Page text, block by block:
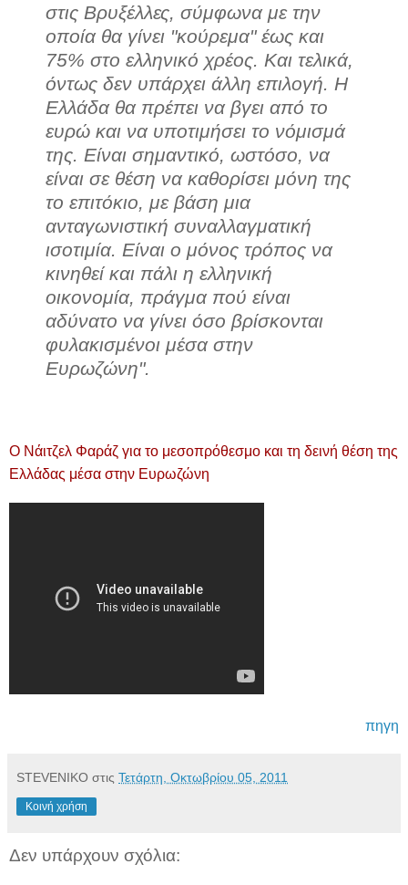
στις Βρυξέλλες, σύμφωνα με την
οποία θα γίνει "κούρεμα" έως και
75% στο ελληνικό χρέος. Και τελικά,
όντως δεν υπάρχει άλλη επιλογή. Η
Ελλάδα θα πρέπει να βγει από το
ευρώ και να υποτιμήσει το νόμισμά
της. Είναι σημαντικό, ωστόσο, να
είναι σε θέση να καθορίσει μόνη της
το επιτόκιο, με βάση μια
ανταγωνιστική συναλλαγματική
ισοτιμία. Είναι ο μόνος τρόπος να
κινηθεί και πάλι η ελληνική
οικονομία, πράγμα πού είναι
αδύνατο να γίνει όσο βρίσκονται
φυλακισμένοι μέσα στην
Ευρωζώνη".
Ο Νάιτζελ Φαράζ για το μεσοπρόθεσμο και τη δεινή θέση της
Ελλάδας μέσα στην Ευρωζώνη
πηγη
STEVENIKO στις Τετάρτη, Οκτωβρίου 05, 2011
Κοινή χρήση
Δεν υπάρχουν σχόλια: